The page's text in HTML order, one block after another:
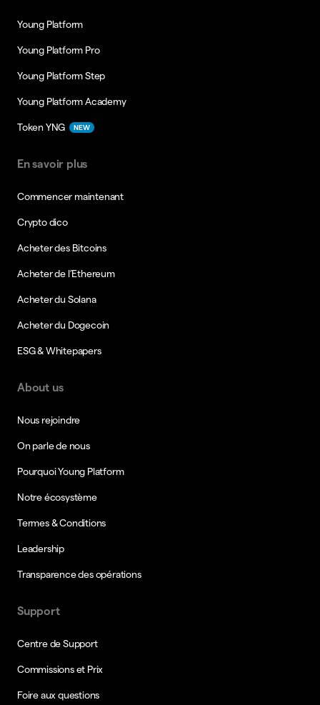
Young Platform
Young Platform Pro
Young Platform Step
Young Platform Academy
Token YNG NEW
En savoir plus
Commencer maintenant
Crypto dico
Acheter des Bitcoins
Acheter de l’Ethereum
Acheter du Solana
Acheter du Dogecoin
ESG & Whitepapers
About us
Nous rejoindre
On parle de nous
Pourquoi Young Platform
Notre écosystème
Termes & Conditions
Leadership
Transparence des opérations
Support
Centre de Support
Commissions et Prix
Foire aux questions